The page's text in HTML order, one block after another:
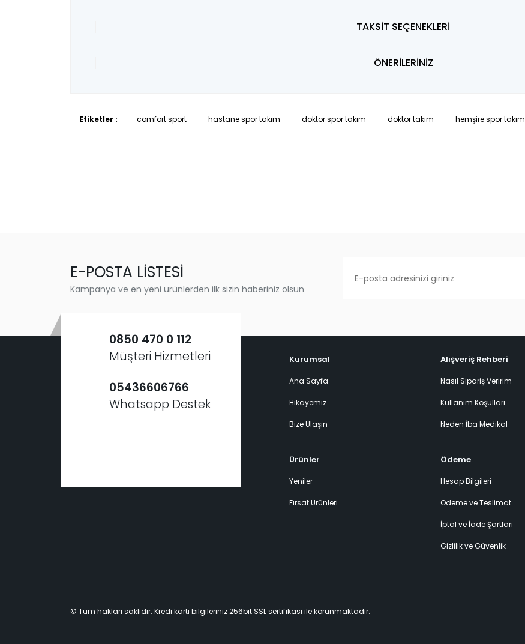
TAKSİT SEÇENEKLERİ
ÖNERİLERİNİZ
Etiketler : comfort sport hastane spor takım doktor spor takım doktor takım hemşire spor takım
E-POSTA LİSTESİ
Kampanya ve en yeni ürünlerden ilk sizin haberiniz olsun
0850 470 0 112
Müşteri Hizmetleri
05436606766
Whatsapp Destek
Kurumsal
Ana Sayfa
Hikayemiz
Bize Ulaşın
Alışveriş Rehberi
Nasıl Sipariş Veririm
Kullanım Koşulları
Neden İba Medikal
Ürünler
Yeniler
Fırsat Ürünleri
Ödeme
Hesap Bilgileri
Ödeme ve Teslimat
İptal ve İade Şartları
Gizlilik ve Güvenlik
© Tüm hakları saklıdır. Kredi kartı bilgileriniz 256bit SSL sertifikası ile korunmaktadır.